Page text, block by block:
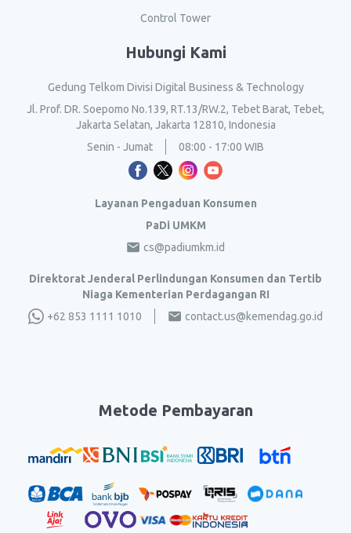
Control Tower
Hubungi Kami
Gedung Telkom Divisi Digital Business & Technology
Jl. Prof. DR. Soepomo No.139, RT.13/RW.2, Tebet Barat, Tebet,
Jakarta Selatan, Jakarta 12810, Indonesia
Senin - Jumat
08:00 - 17:00 WIB
Layanan Pengaduan Konsumen
PaDi UMKM
cs@padiumkm.id
Direktorat Jenderal Perlindungan Konsumen dan Tertib
Niaga Kementerian Perdagangan RI
+62 853 1111 1010
contact.us@kemendag.go.id
Metode Pembayaran